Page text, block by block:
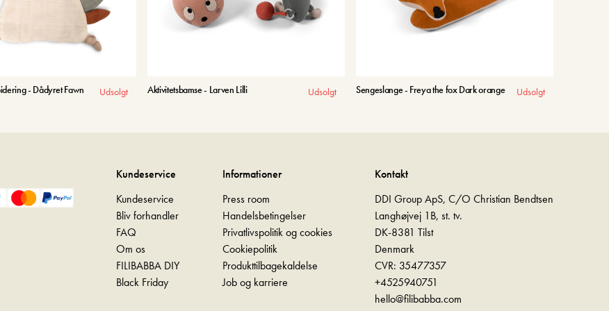
- Dådyret Fawn Udsolgt Aktivitetsbamse - Larven Lilli Udsolgt Sengeslange - Freya the fox Dark orange Udsolgt
Kundeservice
Kundeservice
Bliv forhandler
FAQ
Om os
FILIBABBA DIY
Black Friday
Informationer
Press room
Handelsbetingelser
Privatlivspolitik og cookies
Cookiepolitik
Produkttilbagekaldelse
Job og karriere
Kontakt
DDI Group ApS, C/O Christian Bendtsen
Langhøjvej 1B, st. tv.
DK-8381 Tilst
Denmark
CVR: 35477357
+4525940751
hello@filibabba.com